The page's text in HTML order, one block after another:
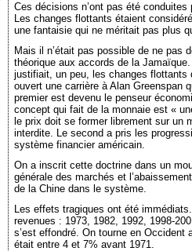
Ces décisions n’ont pas été
Les changes flottants étaient
une fantaisie qui ne méritait pas plus
Mais il n’était pas possible de ne pas
théorique aux accords de la
justifiait, un peu, les changes flottants
ouvert une carrière à Alan Greenspan
premier est devenu le penseur
concept qui fait de la monnaie est «
le prix doit se former librement sur un
interdite. Le second a pris les
système financier américain.
On a inscrit cette doctrine dans un
générale des marchés et
de la Chine dans le système.
Les effets tragiques ont été
revenues : 1973, 1982, 1992, 1998-
s’est effondré. On tourne en
était entre 4 et 7% avant 1971.